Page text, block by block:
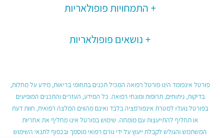
התמחויות פופולאריות
נושאים פופולאריות
פורטל אינפומד הינו פורטל רפואה המכיל תכנים בתחומי בריאות, מידע על מחלות,
בדיקות, ניתוחים, תרופות ומונחי רפואה. כל המידע, העזרים והתכנים המופיעים
בפורטל נועדו למטרת אינפורמציה בלבד ואינם מהווים המלצה רפואית, חוות דעת
או תחליף להתייעצות עם מומחה. שימוש בפורטל אינו מחליף את אחריות
המשתמש והגולש לקבלת ייעוץ על ידי גורם רפואי מוסמך ובכפוף לתנאי השימוש